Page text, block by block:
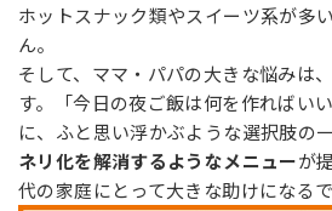
ホットスナック類やスイーツ系が多
ん。
そして、ママ・パパの大きな悩みは
す。「今日の夜ご飯は何を作ればい
に、ふと思い浮かぶような選択肢の
ネリ化を解消するようなメニューが
代の家庭にとって大きな助けになるで